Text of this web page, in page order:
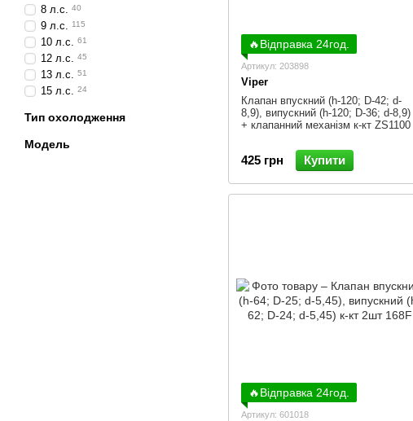
🔥Відправка 24год.
Артикул: 203898
Viper
Клапан впускний (h-120; D-42; d-
8,9), випускний (h-120; D-36; d-8,9)
+ клапанний механізм к-кт ZS1100
425 грн Купити
🔥Відправка 24год.
Артикул: 601018
8 л.с. 40
9 л.с. 115
10 л.с. 61
12 л.с. 45
13 л.с. 51
15 л.с. 24
Тип охолодження
Модель